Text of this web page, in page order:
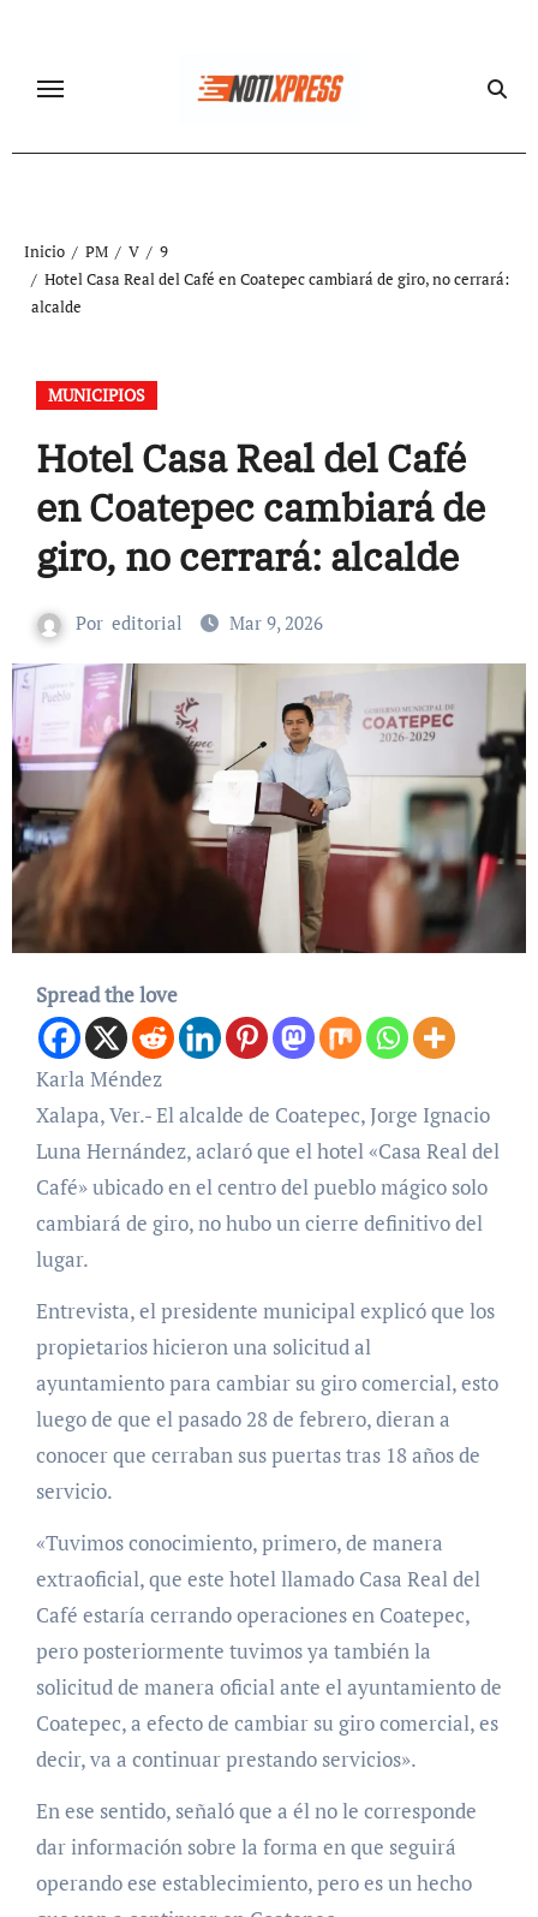
contenido
Inicio PM V
9
Hotel Casa Real del Café en Coatepec cambiará de giro, no cerrará:
alcalde
MUNICIPIOS
Hotel Casa Real del Café
en Coatepec cambiará de
giro, no cerrará: alcalde
Por editorial Mar 9, 2026
Spread the love
Karla Méndez
Xalapa, Ver.- El alcalde de Coatepec, Jorge Ignacio
Luna Hernández, aclaró que el hotel «Casa Real del
Café» ubicado en el centro del pueblo mágico solo
cambiará de giro, no hubo un cierre definitivo del
lugar.
Entrevista, el presidente municipal explicó que los
propietarios hicieron una solicitud al
ayuntamiento para cambiar su giro comercial, esto
luego de que el pasado 28 de febrero, dieran a
conocer que cerraban sus puertas tras 18 años de
servicio.
«Tuvimos conocimiento, primero, de manera
extraoficial, que este hotel llamado Casa Real del
Café estaría cerrando operaciones en Coatepec,
pero posteriormente tuvimos ya también la
solicitud de manera oficial ante el ayuntamiento de
Coatepec, a efecto de cambiar su giro comercial, es
decir, va a continuar prestando servicios».
En ese sentido, señaló que a él no le corresponde
dar información sobre la forma en que seguirá
operando ese establecimiento, pero es un hecho